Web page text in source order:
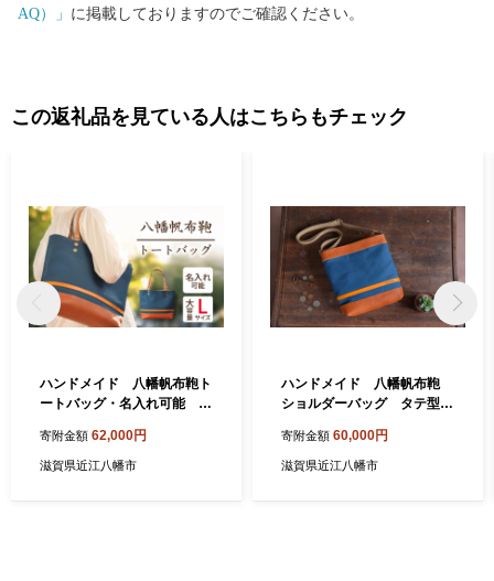
AQ）」 に掲載しておりますのでご確認ください。
この返礼品を見ている人はこちらもチェック
ハンドメイド 八幡帆布鞄ト
ートバッグ・名入れ可能 L
2W】
寄附金額 62,000円
滋賀県近江八幡市
ハンドメイド 八幡帆布鞄
ショルダーバッグ タテ型
【CC09W】
寄附金額 60,000円
滋賀県近江八幡市